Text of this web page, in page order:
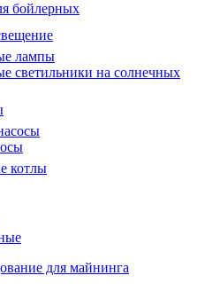
бойлерных
лампы
светильники на солнечных
котлы
для майнинга